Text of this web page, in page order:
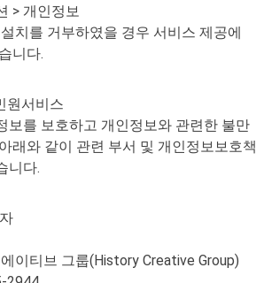
> 개인정보
치를 거부하였을 경우 서비스 제공에
니다.
원서비스
보를 보호하고 개인정보와 관련한 불만
래와 같이 관련 부서 및 개인정보보호책
니다.
이티브 그룹(History Creative Group)